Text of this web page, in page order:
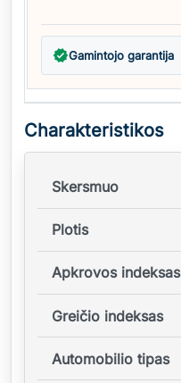
verifiedGamintojo garantija
Charakteristikos
Skersmuo
Plotis
Apkrovos indeksas
Greičio indeksas
Automobilio tipas